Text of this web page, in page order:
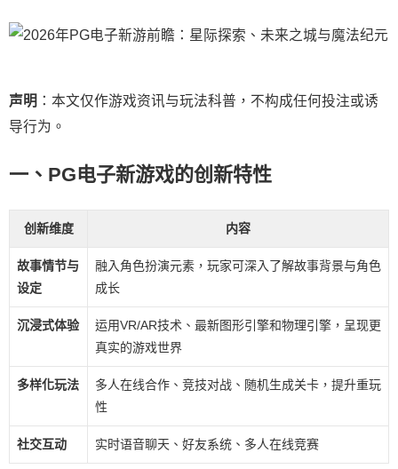
声明 ：本文仅作游戏资讯与玩法科普，不构成任何投注或诱
导行为。
一、PG电子新游戏的创新特性
创新维度 内容
故事情节与
设定
融入角色扮演元素，玩家可深入了解故事背景与角色
成长
沉浸式体验
运用VR/AR技术、最新图形引擎和物理引擎，呈现更
真实的游戏世界
多样化玩法
多人在线合作、竞技对战、随机生成关卡，提升重玩
性
社交互动 实时语音聊天、好友系统、多人在线竞赛